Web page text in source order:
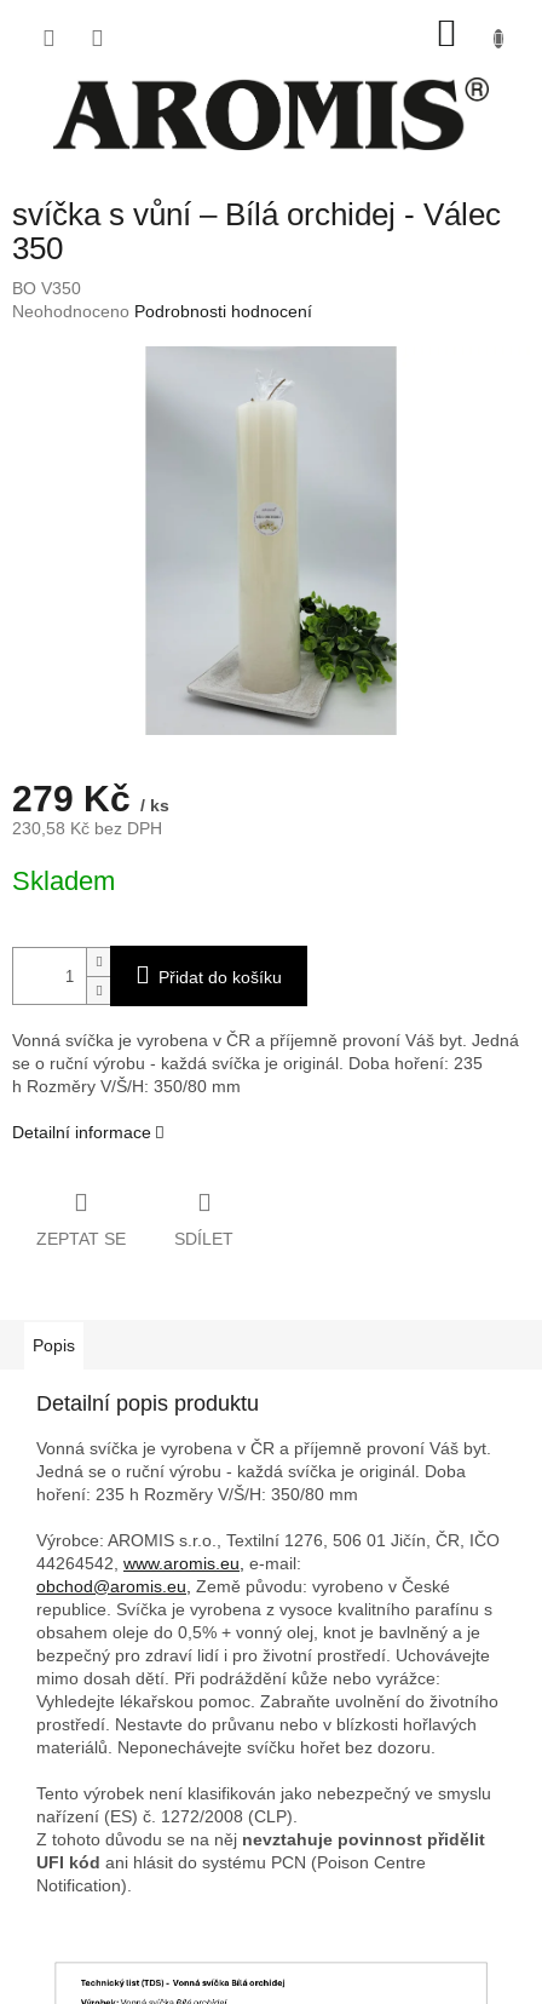
svíčka s vůní – Bílá orchidej - Válec
350
BO V350
Průměrné
Neohodnoceno Podrobnosti hodnocení
279 Kč / ks
230,58 Kč bez DPH
cena:
Skladem
Přidat do košíku
Vonná svíčka je vyrobena v ČR a příjemně provoní Váš byt. Jedná
se o ruční výrobu - každá svíčka je originál. Doba hoření: 235
h Rozměry V/Š/H: 350/80 mm
Detailní informace
ZEPTAT SE SDÍLET
Popis
Detailní popis produktu
Vonná svíčka je vyrobena v ČR a příjemně provoní Váš byt.
Jedná se o ruční výrobu - každá svíčka je originál. Doba
hoření: 235 h Rozměry V/Š/H: 350/80 mm
Výrobce: AROMIS s.r.o., Textilní 1276, 506 01 Jičín, ČR, IČO
44264542, www.aromis.eu, e-mail:
obchod@aromis.eu, Země původu: vyrobeno v České
republice. Svíčka je vyrobena z vysoce kvalitního parafínu s
obsahem oleje do 0,5% + vonný olej, knot je bavlněný a je
bezpečný pro zdraví lidí i pro životní prostředí. Uchovávejte
mimo dosah dětí. Při podráždění kůže nebo vyrážce:
Vyhledejte lékařskou pomoc. Zabraňte uvolnění do životního
prostředí. Nestavte do průvanu nebo v blízkosti hořlavých
materiálů. Neponechávejte svíčku hořet bez dozoru.
Tento výrobek není klasifikován jako nebezpečný ve smyslu
nařízení (ES) č. 1272/2008 (CLP).
Z tohoto důvodu se na něj nevztahuje povinnost přidělit
UFI kód ani hlásit do systému PCN (Poison Centre
Notification).